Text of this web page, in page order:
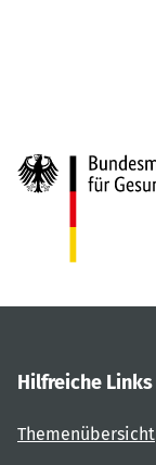
Hilfreiche Links
Themenübersicht